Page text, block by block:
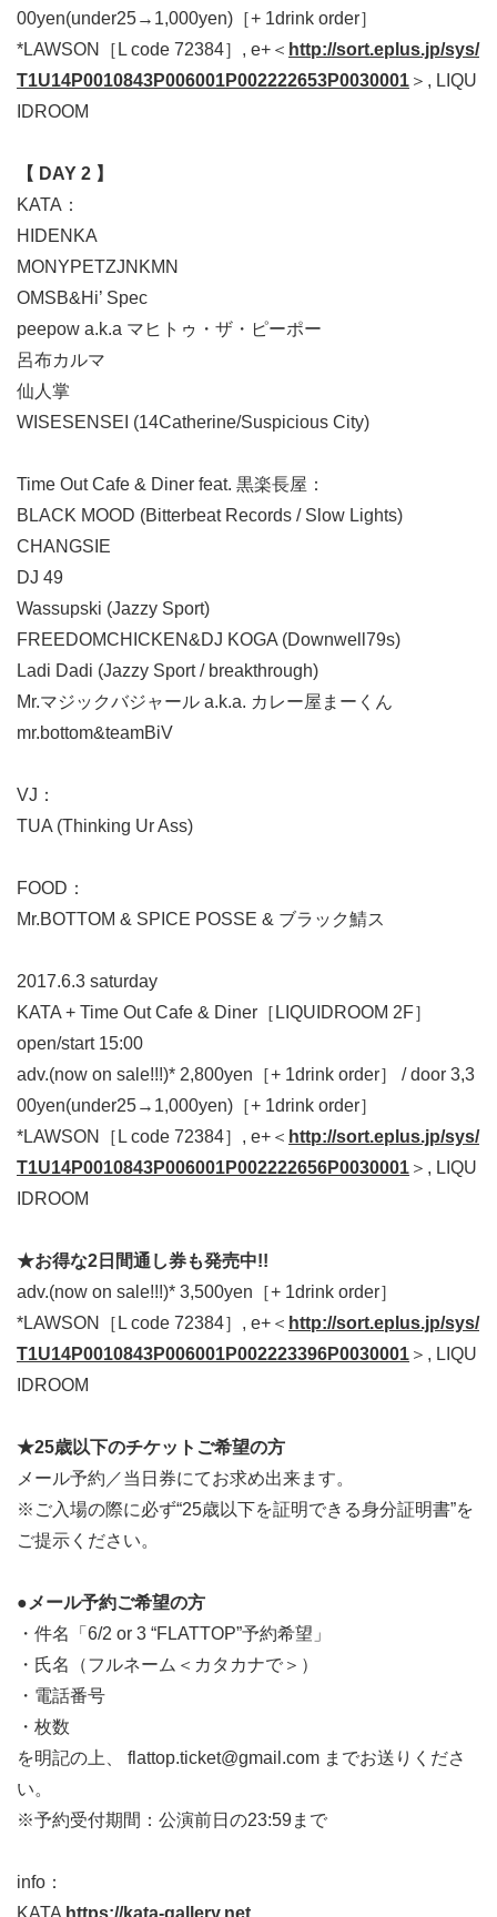
00yen(under25→1,000yen)［+ 1drink order］
*LAWSON［L code 72384］, e+＜ http://sort.eplus.jp/sys/
T1U14P0010843P006001P002222653P0030001 ＞, LIQU
IDROOM
【 DAY 2 】
KATA：
HIDENKA
MONYPETZJNKMN
OMSB&Hi’ Spec
peepow a.k.a マヒトゥ・ザ・ピーポー
呂布カルマ
仙人掌
WISESENSEI (14Catherine/Suspicious City)
Time Out Cafe & Diner feat. 黒楽長屋：
BLACK MOOD (Bitterbeat Records / Slow Lights)
CHANGSIE
DJ 49
Wassupski (Jazzy Sport)
FREEDOMCHICKEN&DJ KOGA (Downwell79s)
Ladi Dadi (Jazzy Sport / breakthrough)
Mr.マジックバジャール a.k.a. カレー屋まーくん
mr.bottom&teamBiV
VJ：
TUA (Thinking Ur Ass)
FOOD：
Mr.BOTTOM & SPICE POSSE & ブラック鯖ス
2017.6.3 saturday
KATA + Time Out Cafe & Diner［LIQUIDROOM 2F］
open/start 15:00
adv.(now on sale!!!)* 2,800yen［+ 1drink order］ / door 3,3
00yen(under25→1,000yen)［+ 1drink order］
*LAWSON［L code 72384］, e+＜ http://sort.eplus.jp/sys/
T1U14P0010843P006001P002222656P0030001 ＞, LIQU
IDROOM
★お得な2日間通し券も発売中!!
adv.(now on sale!!!)* 3,500yen［+ 1drink order］
*LAWSON［L code 72384］, e+＜ http://sort.eplus.jp/sys/
T1U14P0010843P006001P002223396P0030001 ＞, LIQU
IDROOM
★25歳以下のチケットご希望の方
メール予約／当日券にてお求め出来ます。
※ご入場の際に必ず“25歳以下を証明できる身分証明書”を
ご提示ください。
●メール予約ご希望の方
・件名「6/2 or 3 “FLATTOP”予約希望」
・氏名（フルネーム＜カタカナで＞）
・電話番号
・枚数
を明記の上、 flattop.ticket@gmail.com までお送りくださ
い。
※予約受付期間：公演前日の23:59まで
info：